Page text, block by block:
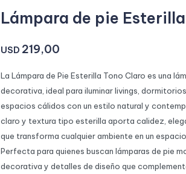
Lámpara de pie
USD 219,00
La Lámpara de Pie Esterilla Tono Claro es una
decorativa, ideal para iluminar livings,
espacios cálidos con un estilo natural y
claro y textura tipo esterilla aporta calidez,
que transforma cualquier ambiente en un
Perfecta para quienes buscan lámparas de pie
decorativa y detalles de diseño que